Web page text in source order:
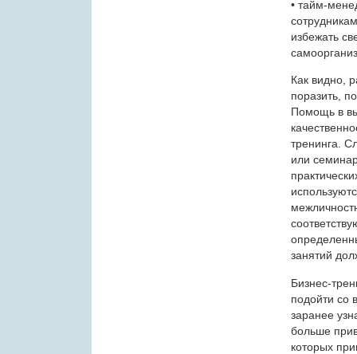
• тайм-
избежать
Как видно,
поразить,
Помощь в
тренинга.
или
занятий
Бизнес-
подойти со
заранее
больше
которых